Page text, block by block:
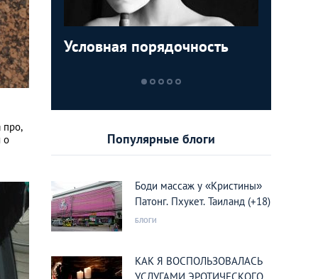
про,
о
Условная порядочность
Популярные блоги
Боди массаж у «Кристины»
Патонг. Пхукет. Таиланд (+18)
БЛОГИ
КАК Я ВОСПОЛЬЗОВАЛАСЬ